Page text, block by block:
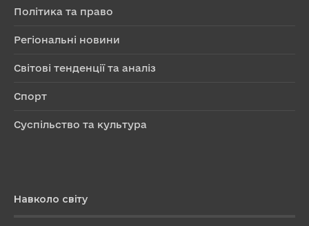
Політика та право
Регіональні новини
Світові тенденції та аналіз
Спорт
Суспільство та культура
Навколо світу